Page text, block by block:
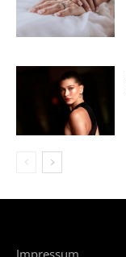
Impressum